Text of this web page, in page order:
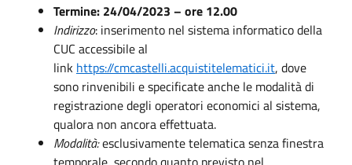
Termine: 24/04/2023 – ore 12.00
Indirizzo: inserimento nel sistema informatico della
CUC accessibile al
link https://cmcastelli.acquistitelematici.it, dove
sono rinvenibili e specificate anche le modalità di
registrazione degli operatori economici al sistema,
qualora non ancora effettuata.
Modalità:esclusivamente telematica senza finestra